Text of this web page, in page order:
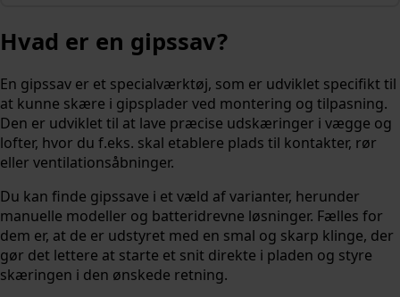
Hvad er en gipssav?
En gipssav er et specialværktøj, som er udviklet specifikt til
at kunne skære i gipsplader ved montering og tilpasning.
Den er udviklet til at lave præcise udskæringer i vægge og
lofter, hvor du f.eks. skal etablere plads til kontakter, rør
eller ventilationsåbninger.
Du kan finde gipssave i et væld af varianter, herunder
manuelle modeller og batteridrevne løsninger. Fælles for
dem er, at de er udstyret med en smal og skarp klinge, der
gør det lettere at starte et snit direkte i pladen og styre
skæringen i den ønskede retning.